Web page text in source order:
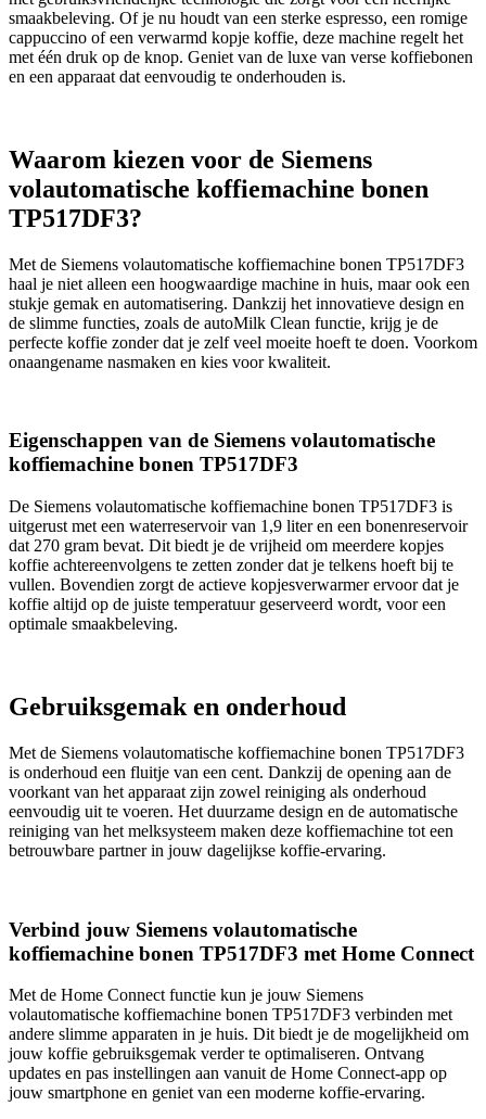
smaakbeleving. Of je nu houdt van een sterke espresso, een romige
cappuccino of een verwarmd kopje koffie, deze machine regelt het
met één druk op de knop. Geniet van de luxe van verse koffiebonen
en een apparaat dat eenvoudig te onderhouden is.
Waarom kiezen voor de Siemens
volautomatische koffiemachine bonen
TP517DF3?
Met de Siemens volautomatische koffiemachine bonen TP517DF3
haal je niet alleen een hoogwaardige machine in huis, maar ook een
stukje gemak en automatisering. Dankzij het innovatieve design en
de slimme functies, zoals de autoMilk Clean functie, krijg je de
perfecte koffie zonder dat je zelf veel moeite hoeft te doen. Voorkom
onaangename nasmaken en kies voor kwaliteit.
Eigenschappen van de Siemens volautomatische
koffiemachine bonen TP517DF3
De Siemens volautomatische koffiemachine bonen TP517DF3 is
uitgerust met een waterreservoir van 1,9 liter en een bonenreservoir
dat 270 gram bevat. Dit biedt je de vrijheid om meerdere kopjes
koffie achtereenvolgens te zetten zonder dat je telkens hoeft bij te
vullen. Bovendien zorgt de actieve kopjesverwarmer ervoor dat je
koffie altijd op de juiste temperatuur geserveerd wordt, voor een
optimale smaakbeleving.
Gebruiksgemak en onderhoud
Met de Siemens volautomatische koffiemachine bonen TP517DF3
is onderhoud een fluitje van een cent. Dankzij de opening aan de
voorkant van het apparaat zijn zowel reiniging als onderhoud
eenvoudig uit te voeren. Het duurzame design en de automatische
reiniging van het melksysteem maken deze koffiemachine tot een
betrouwbare partner in jouw dagelijkse koffie-ervaring.
Verbind jouw Siemens volautomatische
koffiemachine bonen TP517DF3 met Home Connect
Met de Home Connect functie kun je jouw Siemens
volautomatische koffiemachine bonen TP517DF3 verbinden met
andere slimme apparaten in je huis. Dit biedt je de mogelijkheid om
jouw koffie gebruiksgemak verder te optimaliseren. Ontvang
updates en pas instellingen aan vanuit de Home Connect-app op
jouw smartphone en geniet van een moderne koffie-ervaring.